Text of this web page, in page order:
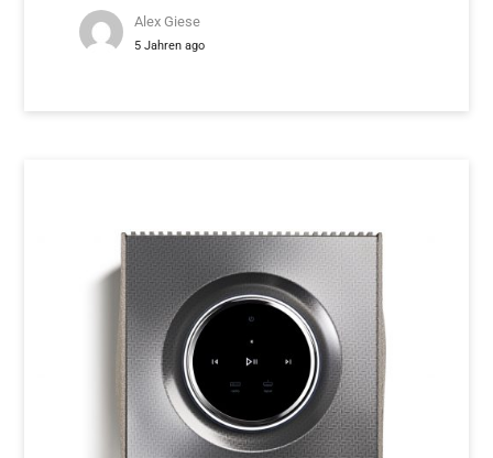
Alex Giese
5 Jahren ago